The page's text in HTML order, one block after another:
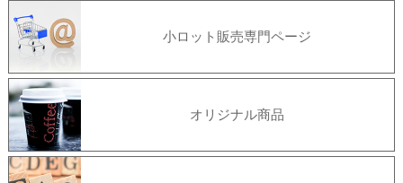
小ロット販売専門ページ
オリジナル商品